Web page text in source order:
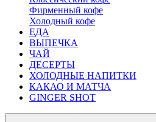
Фирменный кофе
Холодный кофе
ЕДА
ВЫПЕЧКА
ЧАЙ
ДЕСЕРТЫ
ХОЛОДНЫЕ НАПИТКИ
КАКАО И МАТЧА
GINGER SHOT